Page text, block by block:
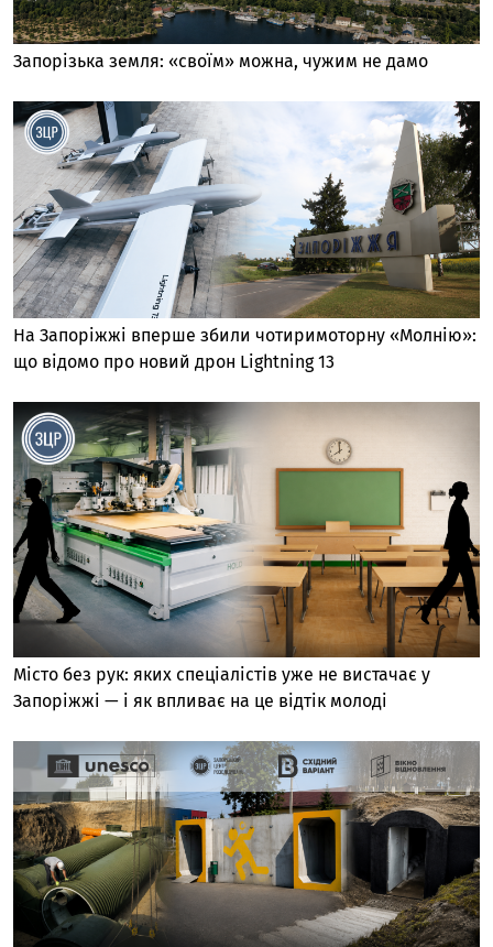
Запорізька земля: «своїм» можна, чужим не дамо
На Запоріжжі вперше збили чотиримоторну «Молнію»:
що відомо про новий дрон Lightning 13
Місто без рук: яких спеціалістів уже не вистачає у
Запоріжжі — і як впливає на це відтік молоді